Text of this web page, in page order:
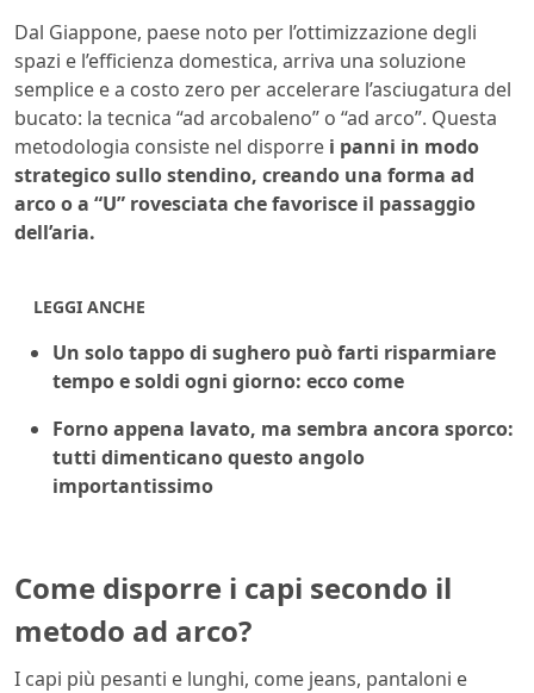
Dal Giappone, paese noto per l’ottimizzazione degli
spazi e l’efficienza domestica, arriva una soluzione
semplice e a costo zero per accelerare l’asciugatura del
bucato: la tecnica “ad arcobaleno” o “ad arco”. Questa
metodologia consiste nel disporre i panni in modo
strategico sullo stendino, creando una forma ad
arco o a “U” rovesciata che favorisce il passaggio
dell’aria.
LEGGI ANCHE
Un solo tappo di sughero può farti risparmiare
tempo e soldi ogni giorno: ecco come
Forno appena lavato, ma sembra ancora sporco:
tutti dimenticano questo angolo
importantissimo
Come disporre i capi secondo il
metodo ad arco?
I capi più pesanti e lunghi, come jeans, pantaloni e